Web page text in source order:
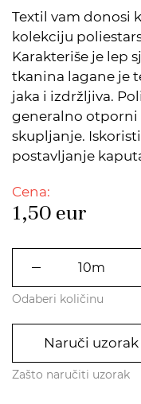
Textil vam donosi
kolekciju
Karakteriše je lep
tkanina lagane je
jaka i izdržljiva.
generalno otporni
skupljanje.
postavljanje
Cena:
1,50 eur
Odaberi količinu
Naruči uzorak
Zašto naručiti uzorak